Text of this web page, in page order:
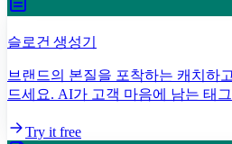
슬로건 생성기
브랜드의 본질을 포착하는 캐치하
드세요. AI가 고객 마음에 남는 태
Try it free